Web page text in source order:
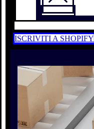
ISCRIVITI A SHOPIFY